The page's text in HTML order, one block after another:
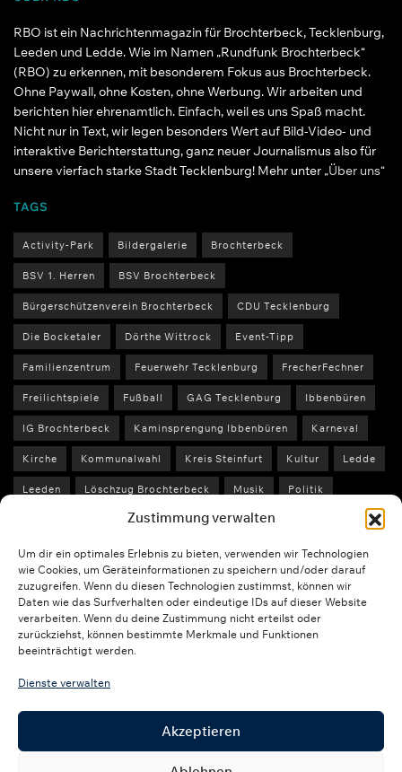
Zustimmung verwalten
Um dir ein optimales Erlebnis zu bieten, verwenden wir Technologien
wie Cookies, um Geräteinformationen zu speichern und/oder darauf
zuzugreifen. Wenn du diesen Technologien zustimmst, können wir
Daten wie das Surfverhalten oder eindeutige IDs auf dieser Website
verarbeiten. Wenn du deine Zustimmung nicht erteilst oder
zurückziehst, können bestimmte Merkmale und Funktionen
beeinträchtigt werden.
Dienste verwalten
Akzeptieren
RBO ist ein Nachrichtenmagazin für Brochterbeck, Tecklenburg,
Leeden und Ledde. Wie im Namen „Rundfunk Brochterbeck“
(RBO) zu erkennen, mit besonderem Fokus aus Brochterbeck.
Ohne Paywall, ohne Kosten, ohne Werbung. Wir arbeiten und
berichten hier ehrenamtlich. Einfach, weil es uns Spaß macht.
Nicht nur in Text, wir legen besonders Wert auf Bild-Video- und
interaktive Berichterstattung, ganz neuer Journalismus also für
unsere vierfach starke Stadt Tecklenburg! Mehr unter „Über uns“
TAGS
Activity-Park Bildergalerie Brochterbeck
BSV 1. Herren BSV Brochterbeck
Bürgerschützenverein Brochterbeck CDU Tecklenburg
Die Bocketaler Dörthe Wittrock Event-Tipp
Familienzentrum Feuerwehr Tecklenburg FrecherFechner
Freilichtspiele Fußball GAG Tecklenburg Ibbenbüren
IG Brochterbeck Kaminsprengung Ibbenbüren Karneval
Kirche Kommunalwahl Kreis Steinfurt Kultur Ledde
Leeden Löschzug Brochterbeck Musik Politik
Schule Schützenfest
St. Peter und Paul Stadtfest Tecklenburg
Stadt Tecklenburg Stefan Streit SVLN Tecklenburg
Unfall Unwetter Veranstaltungen Wahl 2025
Weihnachten 2025 Wetter
WETTER